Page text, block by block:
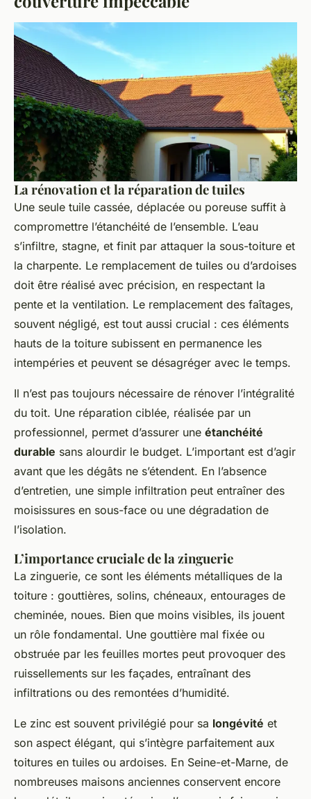
La rénovation et la réparation de tuiles
Une seule tuile cassée, déplacée ou poreuse suffit à
compromettre l’étanchéité de l’ensemble. L’eau
s’infiltre, stagne, et finit par attaquer la sous-toiture et
la charpente. Le remplacement de tuiles ou d’ardoises
doit être réalisé avec précision, en respectant la
pente et la ventilation. Le remplacement des faîtages,
souvent négligé, est tout aussi crucial : ces éléments
hauts de la toiture subissent en permanence les
intempéries et peuvent se désagréger avec le temps.
Il n’est pas toujours nécessaire de rénover l’intégralité
du toit. Une réparation ciblée, réalisée par un
professionnel, permet d’assurer une étanchéité
durable sans alourdir le budget. L’important est d’agir
avant que les dégâts ne s’étendent. En l’absence
d’entretien, une simple infiltration peut entraîner des
moisissures en sous-face ou une dégradation de
l’isolation.
L’importance cruciale de la zinguerie
La zinguerie, ce sont les éléments métalliques de la
toiture : gouttières, solins, chéneaux, entourages de
cheminée, noues. Bien que moins visibles, ils jouent
un rôle fondamental. Une gouttière mal fixée ou
obstruée par les feuilles mortes peut provoquer des
ruissellements sur les façades, entraînant des
infiltrations ou des remontées d’humidité.
Le zinc est souvent privilégié pour sa longévité et
son aspect élégant, qui s’intègre parfaitement aux
toitures en tuiles ou ardoises. En Seine-et-Marne, de
nombreuses maisons anciennes conservent encore